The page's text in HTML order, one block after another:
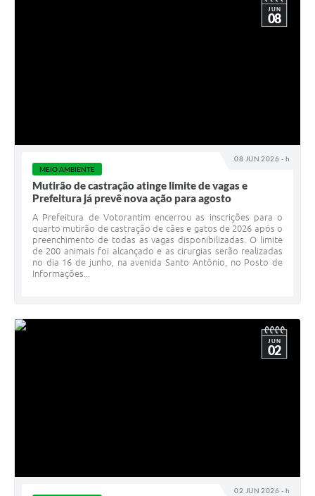
08 JUN 2026 - h
JUN
08
MEIO AMBIENTE
Mutirão de castração atinge limite de vagas e
Prefeitura já prevê nova ação para agosto
A Prefeitura de Votorantim encerrou as inscrições para o
quarto mutirão de castração de cães e gatos de 2026 após o
preenchimento de todas as vagas disponibilizadas. O limite
de 200 animais foi alcançado e as cirurgias serão realizadas
no dia 16 de junho, na avenida Santo Antônio, no Posto de
Informações...
02 JUN 2026 - h
JUN
02